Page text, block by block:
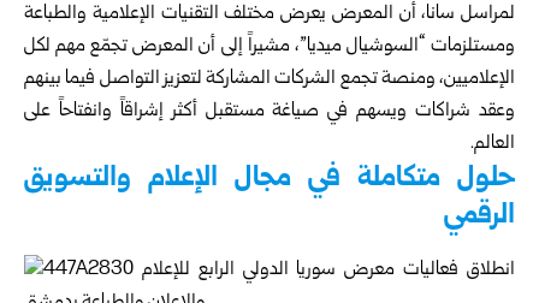
لمراسل سانا، أن المعرض يعرض مختلف التقنيات الإعلامية والطباعة
ومستلزمات “السوشيال ميديا”، مشيراً إلى أن المعرض تجمّع مهم لكل
الإعلاميين، ومنصة تجمع الشركات المشاركة لتعزيز التواصل فيما بينهم
وعقد شراكات ويسهم في صياغة مستقبل أكثر إشراقاً وانفتاحاً على
العالم.
حلول متكاملة في مجال الإعلام والتسويق
الرقمي